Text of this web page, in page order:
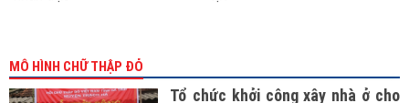
MÔ HÌNH CHỮ THẬP ĐỎ
Tổ chức khởi công xây nhà ở cho